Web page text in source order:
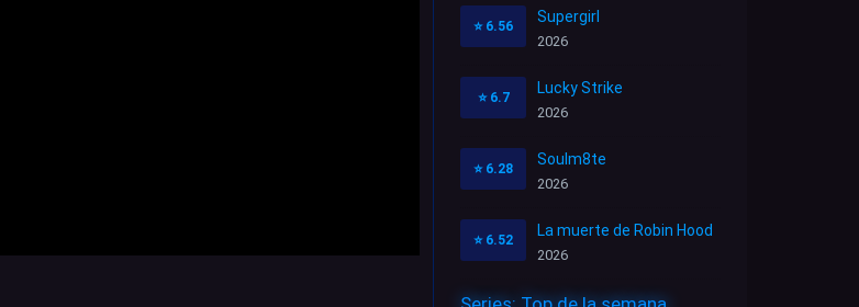
⭐ 6.56
Supergirl
2026
⭐ 6.7
Lucky Strike
2026
⭐ 6.28
Soulm8te
2026
⭐ 6.52
La muerte de Robin Hood
2026